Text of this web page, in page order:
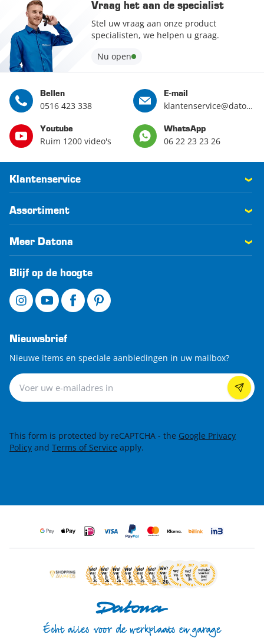
Vraag het aan de specialist
Stel uw vraag aan onze product
specialisten, we helpen u graag.
Nu open
Bellen
0516 423 338
E-mail
klantenservice@datona.nl
Youtube
Ruim 1200 video's
WhatsApp
06 22 23 23 26
Klantenservice
Assortiment
Meer Datona
Blijf op de hoogte
Nieuwsbrief
Nieuwe items en speciale aanbiedingen in uw mailbox?
Nieuwsbrief
This form is protected by reCAPTCHA - the Google Privacy
Policy and Terms of Service apply.